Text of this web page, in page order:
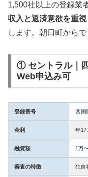
1,500社以上の登録業
収入と返済意欲を重
します。朝日町から
① セントラル｜
Web申込み可
登録番号 四国
金利 年
融資額 1万
審査の特徴 独自